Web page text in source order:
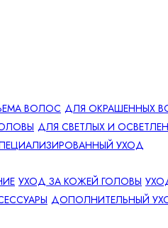
ВОЛОС ДЛЯ ОКРАШЕННЫХ
ДЛЯ СВЕТЛЫХ И
УХОД
УХОД ЗА КОЖЕЙ ГОЛОВЫ
ДОПОЛНИТЕЛЬНЫЙ